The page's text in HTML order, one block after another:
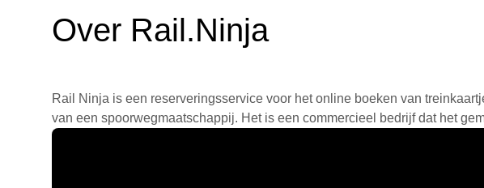
Over Rail.Ninja
Rail Ninja is een reserveringsservice voor het online boeken van
van een spoorwegmaatschappij. Het is een commercieel bedrijf dat het